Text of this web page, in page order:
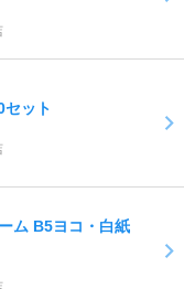
セット
ム B5ヨコ・白紙